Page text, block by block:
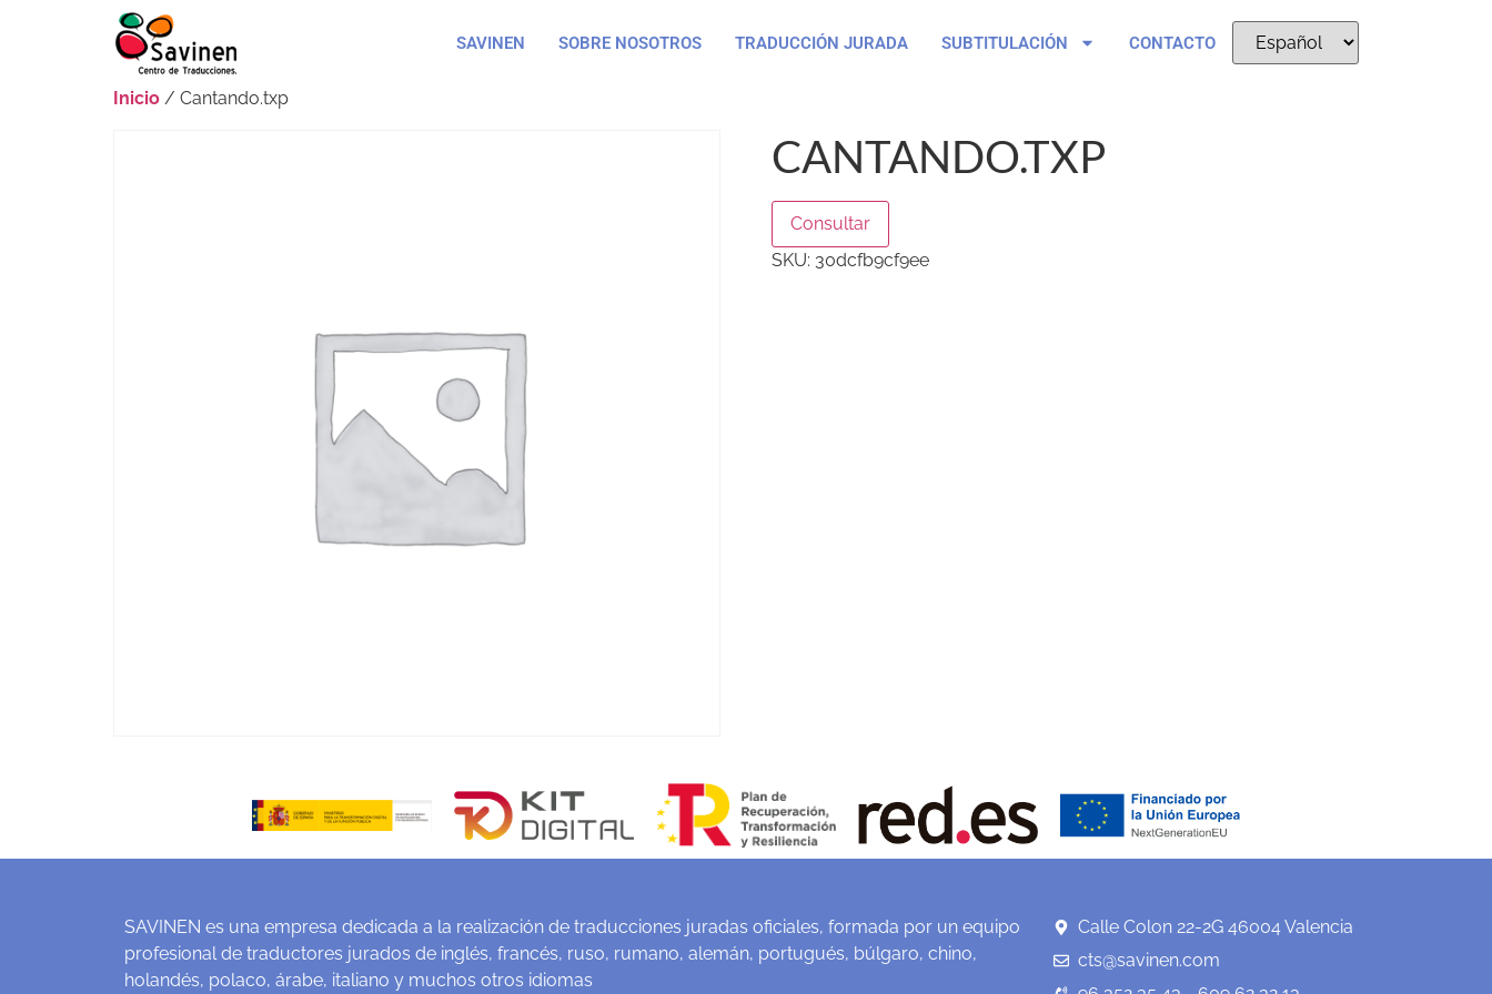
SAVINEN SOBRE NOSOTROS TRADUCCIÓN JURADA SUBTITULACIÓN CONTACTO
Inicio / Cantando.txp
CANTANDO.TXP
Consultar
SKU: 30dcfb9cf9ee
SAVINEN es una empresa dedicada a la realización de traducciones juradas oficiales, formada por un equipo
profesional de traductores jurados de inglés, francés, ruso, rumano, alemán, portugués, búlgaro, chino,
holandés, polaco, árabe, italiano y muchos otros idiomas
Calle Colon 22-2G 46004 Valencia
cts@savinen.com